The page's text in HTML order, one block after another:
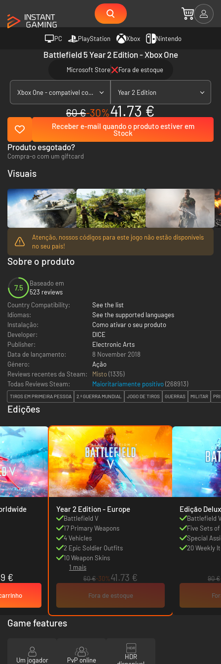
PC PlayStation Xbox Nintendo
Battlefield 5 Year 2 Edition - Xbox One
Microsoft Store Fora de estoque
Xbox One - compatível com Xbox Series X|S Year 2 Edition
60 €-30%41.73 €
Receber e-mail quando o produto estiver em
Stock
Atenção, nossos códigos para este jogo não estão disponíveis
no seu país!
Produto esgotado?
Compra-o com um giftcard
Sobre o produto
7.5
Baseado em
523 reviews
Country Compatibility:
See the list
Idiomas:
See the supported languages
Instalação:
Como ativar o seu produto
Developer:
DICE
Publisher:
Electronic Arts
Data de lançamento:
8 November 2018
Género:
Ação
Reviews recentes da Steam:
Misto(1335)
Todas Reviews Steam:
Maioritariamente positivo(268913)
TIROS EM PRIMEIRA PESSOA 2.ª GUERRA MUNDIAL JOGO DE TIROS GUERRAS MILITAR
Edições
- Worldwide
€
Year 2 Edition - Europe
Battlefield V
17 Primary Weapons
4 Vehicles
2 Epic Soldier Outfits
10 Weapon Skins
1 mais
60 €-30%41.73 €
Fora de estoque
Edição
Battlefield
Five Sets
Special
20 Weekly
90 €
Visuais
Game features
Um jogador PvP online
HDR